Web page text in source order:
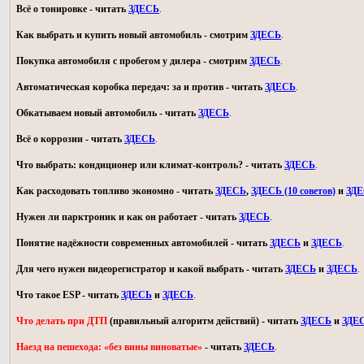
Всё о тонировке - читать ЗДЕСЬ.
Как выбрать и купить новый автомобиль - смотрим ЗДЕСЬ.
Покупка автомобиля с пробегом у дилера - смотрим ЗДЕСЬ.
Автоматическая коробка передач: за и против - читать ЗДЕСЬ.
Обкатываем новый автомобиль - читать ЗДЕСЬ.
Всё о коррозии - читать ЗДЕСЬ.
Что выбрать: кондиционер или климат-контроль? - читать ЗДЕСЬ.
Как расходовать топливо экономно - читать ЗДЕСЬ, ЗДЕСЬ (10 советов) и
Нужен ли парктроник и как он работает - читать ЗДЕСЬ.
Понятие надёжности современных автомобилей - читать ЗДЕСЬ и ЗДЕСЬ.
Для чего нужен видеорегистратор и какой выбрать - читать ЗДЕСЬ и ЗДЕСЬ.
Что такое ESP - читать ЗДЕСЬ и ЗДЕСЬ.
Что делать при ДТП (правильный алгоритм действий) - читать ЗДЕСЬ и
Наезд на пешехода: «без вины виноватые» - читать ЗДЕСЬ.